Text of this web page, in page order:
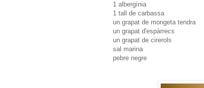
1 albergínia
1 tall de carbassa
un grapat de mongeta tendra
un grapat d'espàrrecs
un grapat de cirerols
sal marina
pebre negre